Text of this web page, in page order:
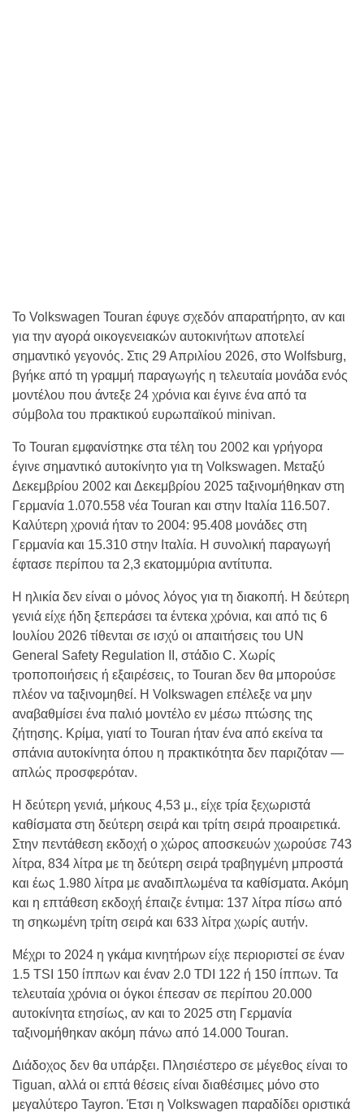
Το Volkswagen Touran έφυγε σχεδόν απαρατήρητο, αν και
για την αγορά οικογενειακών αυτοκινήτων αποτελεί
σημαντικό γεγονός. Στις 29 Απριλίου 2026, στο Wolfsburg,
βγήκε από τη γραμμή παραγωγής η τελευταία μονάδα ενός
μοντέλου που άντεξε 24 χρόνια και έγινε ένα από τα
σύμβολα του πρακτικού ευρωπαϊκού minivan.
Το Touran εμφανίστηκε στα τέλη του 2002 και γρήγορα
έγινε σημαντικό αυτοκίνητο για τη Volkswagen. Μεταξύ
Δεκεμβρίου 2002 και Δεκεμβρίου 2025 ταξινομήθηκαν στη
Γερμανία 1.070.558 νέα Touran και στην Ιταλία 116.507.
Καλύτερη χρονιά ήταν το 2004: 95.408 μονάδες στη
Γερμανία και 15.310 στην Ιταλία. Η συνολική παραγωγή
έφτασε περίπου τα 2,3 εκατομμύρια αντίτυπα.
Η ηλικία δεν είναι ο μόνος λόγος για τη διακοπή. Η δεύτερη
γενιά είχε ήδη ξεπεράσει τα έντεκα χρόνια, και από τις 6
Ιουλίου 2026 τίθενται σε ισχύ οι απαιτήσεις του UN
General Safety Regulation II, στάδιο C. Χωρίς
τροποποιήσεις ή εξαιρέσεις, το Touran δεν θα μπορούσε
πλέον να ταξινομηθεί. Η Volkswagen επέλεξε να μην
αναβαθμίσει ένα παλιό μοντέλο εν μέσω πτώσης της
ζήτησης. Κρίμα, γιατί το Touran ήταν ένα από εκείνα τα
σπάνια αυτοκίνητα όπου η πρακτικότητα δεν παριζόταν —
απλώς προσφερόταν.
Η δεύτερη γενιά, μήκους 4,53 μ., είχε τρία ξεχωριστά
καθίσματα στη δεύτερη σειρά και τρίτη σειρά προαιρετικά.
Στην πεντάθεση εκδοχή ο χώρος αποσκευών χωρούσε 743
λίτρα, 834 λίτρα με τη δεύτερη σειρά τραβηγμένη μπροστά
και έως 1.980 λίτρα με αναδιπλωμένα τα καθίσματα. Ακόμη
και η επτάθεση εκδοχή έπαιζε έντιμα: 137 λίτρα πίσω από
τη σηκωμένη τρίτη σειρά και 633 λίτρα χωρίς αυτήν.
Μέχρι το 2024 η γκάμα κινητήρων είχε περιοριστεί σε έναν
1.5 TSI 150 ίππων και έναν 2.0 TDI 122 ή 150 ίππων. Τα
τελευταία χρόνια οι όγκοι έπεσαν σε περίπου 20.000
αυτοκίνητα ετησίως, αν και το 2025 στη Γερμανία
ταξινομήθηκαν ακόμη πάνω από 14.000 Touran.
Διάδοχος δεν θα υπάρξει. Πλησιέστερο σε μέγεθος είναι το
Tiguan, αλλά οι επτά θέσεις είναι διαθέσιμες μόνο στο
μεγαλύτερο Tayron. Έτσι η Volkswagen παραδίδει οριστικά